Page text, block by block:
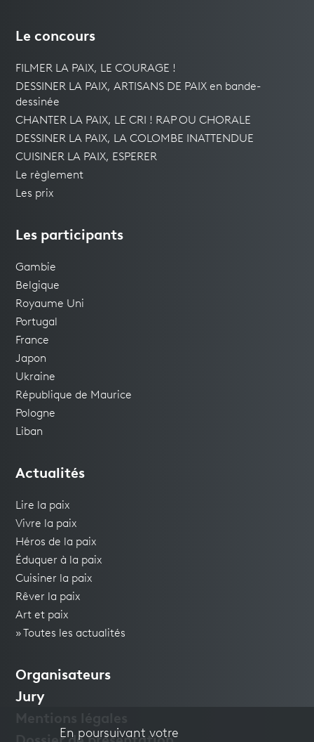
Le concours
FILMER LA PAIX, LE COURAGE !
DESSINER LA PAIX, ARTISANS DE PAIX en bande-
dessinée
CHANTER LA PAIX, LE CRI ! RAP OU CHORALE
DESSINER LA PAIX, LA COLOMBE INATTENDUE
CUISINER LA PAIX, ESPERER
Le règlement
Les prix
Les participants
Gambie
Belgique
Royaume Uni
Portugal
France
Japon
Ukraine
République de Maurice
Pologne
Liban
Actualités
Lire la paix
Vivre la paix
Héros de la paix
Éduquer à la paix
Cuisiner la paix
Rêver la paix
Art et paix
» Toutes les actualités
Organisateurs
Jury
En poursuivant votre